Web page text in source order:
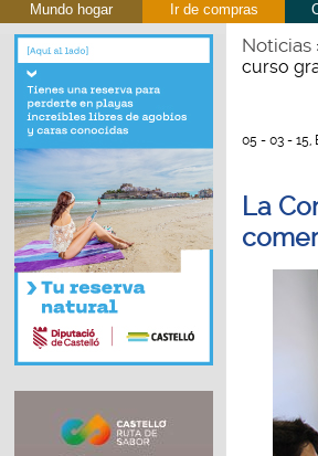
Mundo hogar Ir de compras
Noticias
curso
05 - 03 -
La